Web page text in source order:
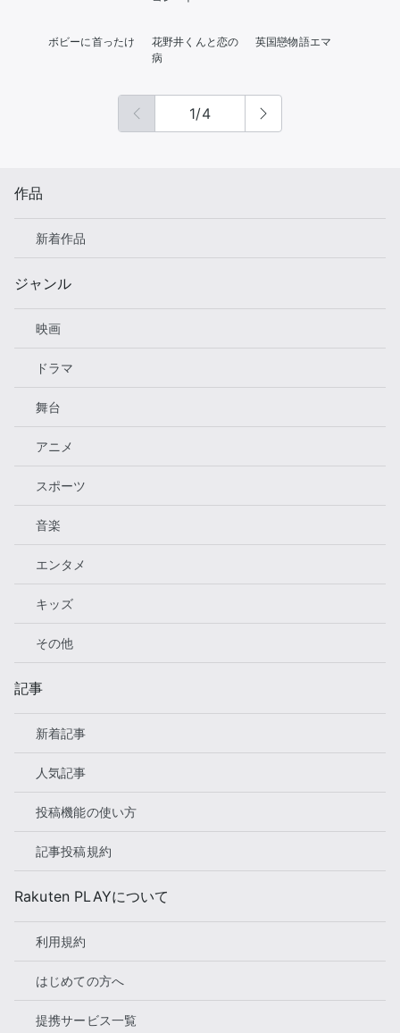
ボビーに首ったけ
花野井くんと恋の
病
英国戀物語エマ
1/4
作品
新着作品
ジャンル
映画
ドラマ
舞台
アニメ
スポーツ
音楽
エンタメ
キッズ
その他
記事
新着記事
人気記事
投稿機能の使い方
記事投稿規約
Rakuten PLAYについて
利用規約
はじめての方へ
提携サービス一覧